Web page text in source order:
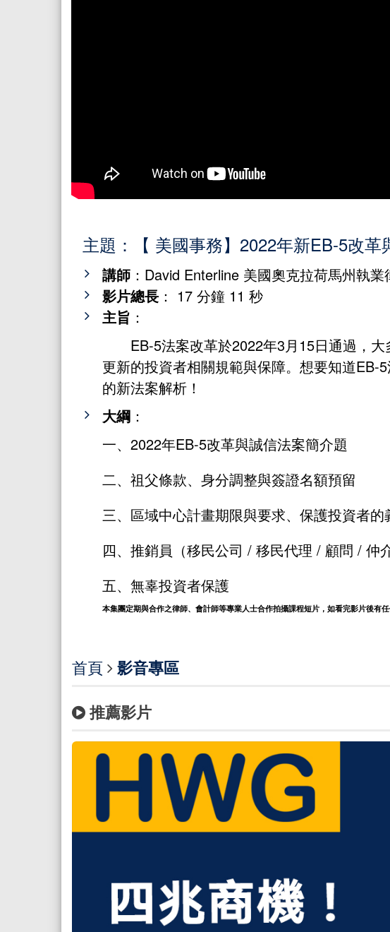
主題：【 美國事務】2022年新EB-5改
講師：David Enterline 美國奧克拉荷馬州執業
影片總長： 17 分鐘 11 秒
主旨 ：
EB-5法案改革於2022年3月15日通過，
更新的投資者相關規範與保障。想要知道EB-
的新法案解析！
大綱：
一、2022年EB-5改革與誠信法案簡介題
二、祖父條款、身分調整與簽證名額預留
三、區域中心計畫期限與要求、保護投資者的
四、推銷員（移民公司 / 移民代理 / 顧問 / 仲介
五、無辜投資者保護
本集團定期與合作之律師、會計師等專業人士合作拍攝課程短片，如看完影片後有
首頁
影音專區
推薦影片